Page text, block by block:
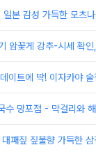
본 감성 가득한 모츠
암꽃게 강추-시세 확
이트에 딱! 이자카야
수 망포점 - 막걸리와
패짚 짚불향 가득한